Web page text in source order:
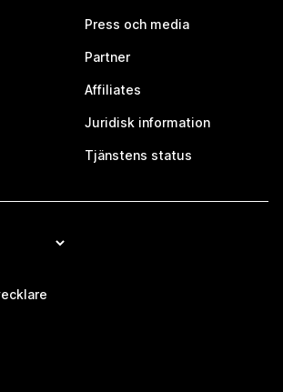
Press och media
Partner
Affiliates
Juridisk information
Tjänstens status